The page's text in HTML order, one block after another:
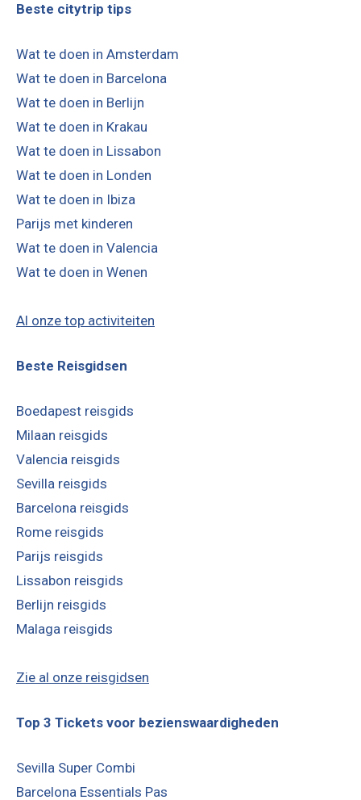
Beste citytrip tips
Wat te doen in Amsterdam
Wat te doen in Barcelona
Wat te doen in Berlijn
Wat te doen in Krakau
Wat te doen in Lissabon
Wat te doen in Londen
Wat te doen in Ibiza
Parijs met kinderen
Wat te doen in Valencia
Wat te doen in Wenen
Al onze top activiteiten
Beste Reisgidsen
Boedapest reisgids
Milaan reisgids
Valencia reisgids
Sevilla reisgids
Barcelona reisgids
Rome reisgids
Parijs reisgids
Lissabon reisgids
Berlijn reisgids
Malaga reisgids
Zie al onze reisgidsen
Top 3 Tickets voor bezienswaardigheden
Sevilla Super Combi
Barcelona Essentials Pas